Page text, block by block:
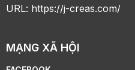
URL: https://j-creas.com/
MẠNG XÃ HỘI